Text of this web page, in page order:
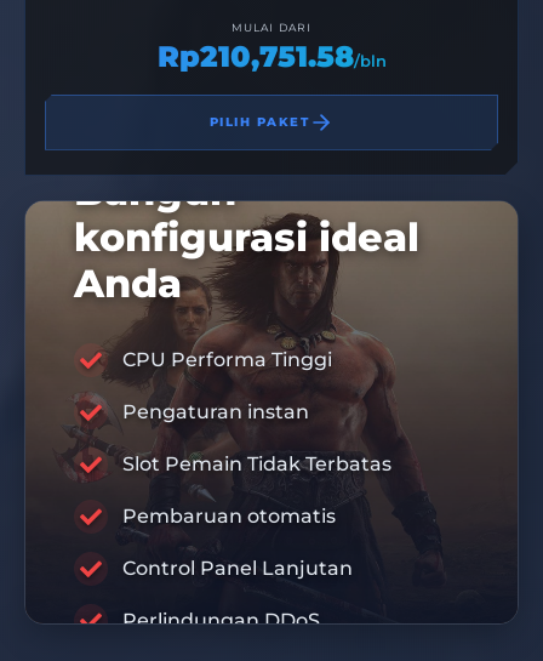
MULAI DARI
Rp210,751.58/bln
PILIH PAKET
Bangun
konfigurasi ideal
Anda
CPU Performa Tinggi
Pengaturan instan
Slot Pemain Tidak Terbatas
Pembaruan otomatis
Control Panel Lanjutan
Perlindungan DDoS
KODE DISKON 10%
DIS10
RABISU
INFRASTRUKTUR PREMIUM